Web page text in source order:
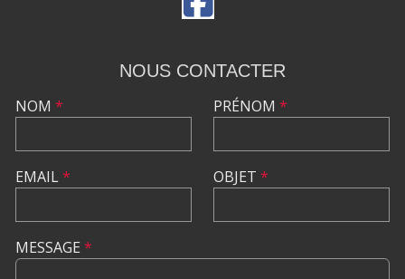
NOUS CONTACTER
NOM *
EMAIL*
PRÉNOM *
OBJET *
MESSAGE *